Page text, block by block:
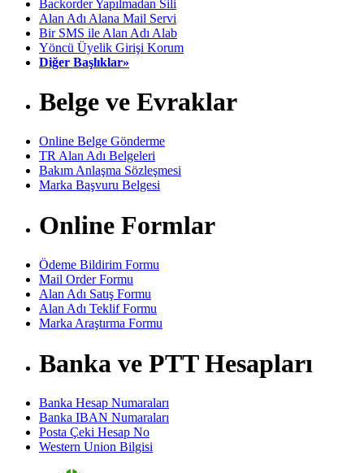
Backorder Yapılmadan Sili
Alan Adı Alana Mail Servi
Bir SMS ile Alan Adı Alab
Yöncü Üyelik Girişi Korum
Diğer Başlıklar»
Belge ve Evraklar
Online Belge Gönderme
TR Alan Adı Belgeleri
Bakım Anlaşma Sözleşmesi
Marka Başvuru Belgesi
Online Formlar
Ödeme Bildirim Formu
Mail Order Formu
Alan Adı Satış Formu
Alan Adı Teklif Formu
Marka Araştırma Formu
Banka ve PTT Hesapları
Banka Hesap Numaraları
Banka IBAN Numaraları
Posta Çeki Hesap No
Western Union Bilgisi